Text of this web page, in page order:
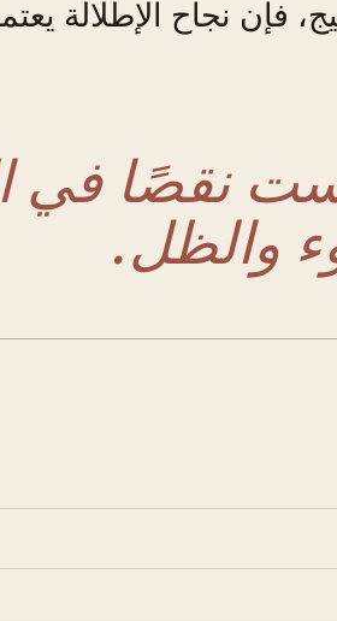
نجاح الإطلالة
نقصًا في
والظل.